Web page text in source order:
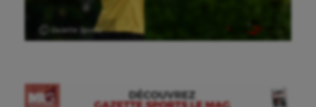
Ⓒ Gazette Sports